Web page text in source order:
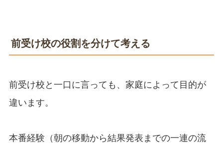
前受け校の役割を分けて考える
前受け校と一口に言っても、家庭によって目的が
違います。
本番経験（朝の移動から結果発表までの一連の流